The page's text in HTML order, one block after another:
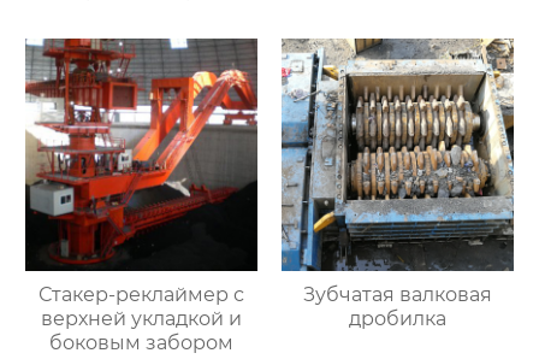
Стакер-реклаймер с
верхней укладкой и
боковым забором
Зубчатая валковая
дробилка